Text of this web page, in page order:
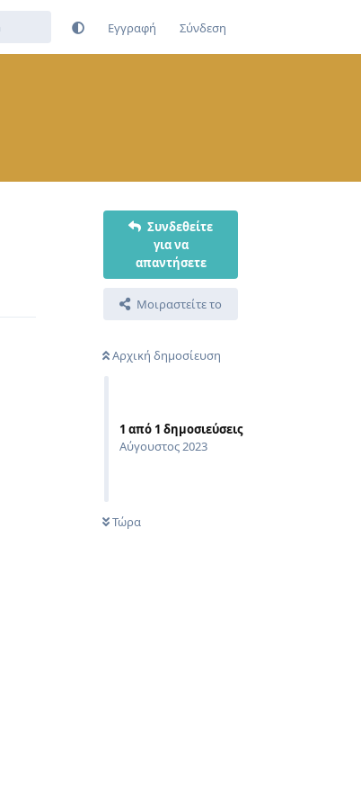
Εγγραφή Σύνδεση
Συνδεθείτε
για να
απαντήσετε
Μοιραστείτε το
Αρχική δημοσίευση
1 από 1 δημοσιεύσεις
Αύγουστος 2023
Τώρα